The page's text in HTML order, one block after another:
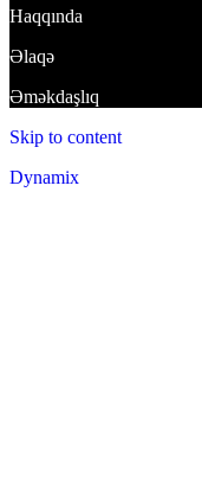
Haqqında
Əlaqə
Əməkdaşlıq
Skip to content
Dynamix